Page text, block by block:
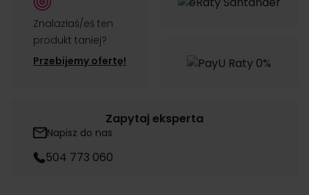
Znalazłaś/eś ten
produkt taniej?
Przebijemy ofertę!
Zapytaj eksperta
Napisz do nas
504 773 060